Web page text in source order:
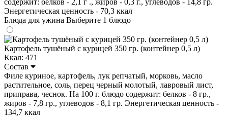
Энергетическая ценность - 70,3 ккал
Блюда для ужина Выберите 1 блюдо
Картофель тушёный с курицей 350 гр. (контейнер 0,5 л)
Ккал: 471
Состав
Филе куриное, картофель, лук репчатый, морковь, масло
растительное, соль, перец черный молотый, лавровый лист,
приправа, чеснок. На 100 г. блюдо содержит: белков - 8 гр.,
жиров - 7,8 гр., углеводов - 8,1 гр. Энергетическая ценность -
134,7 ккал